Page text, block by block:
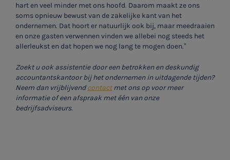
hart en veel minder met ons hoofd. Daarom maakt ze ons
soms opnieuw bewust van de zakelijke kant van het
ondernemen. Dat hoort er natuurlijk ook bij, maar meedraaien
en onze gasten verwennen vinden we allebei nog steeds het
allerleukst en dat hopen we nog lang te mogen doen.”
Zoekt u ook assistentie door een betrokken en deskundig
accountantskantoor bij het ondernemen in uitdagende tijden?
Neem dan vrijblijvendcontactmet ons op voor meer
informatie of een afspraak met één van onze
bedrijfsadviseurs.